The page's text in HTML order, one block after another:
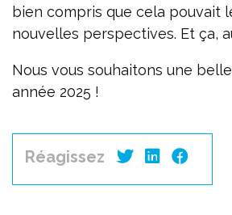
bien compris que cela pouvait
nouvelles perspectives. Et ça,
Nous vous souhaitons une
année 2025 !
Réagissez